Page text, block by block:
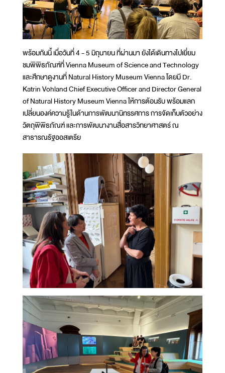
พร้อมกันนี้ เมื่อวันที่ 4 - 5 มิถุนายน ที่ผ่านมา ยังได้เดินทางไปเยี่ยม
ชมพิพิธภัณฑ์ที่ Vienna Museum of Science and Technology
และศึกษาดูงานที่ Natural History Museum Vienna โดยมี Dr.
Katrin Vohland Chief Executive Officer and Director General
of Natural History Museum Vienna ให้การต้อนรับ พร้อมแลก
เปลี่ยนองค์ความรู้ในด้านการพัฒนานิทรรศการ การจัดเก็บตัวอย่าง
วัตถุพิพิธภัณฑ์ และการพัฒนางานสื่อสารวิทยาศาสตร์ ณ
สาธารณรัฐออสเตรีย